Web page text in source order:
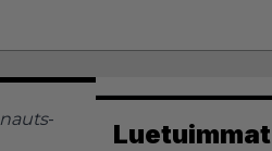
-
Luetuimmat